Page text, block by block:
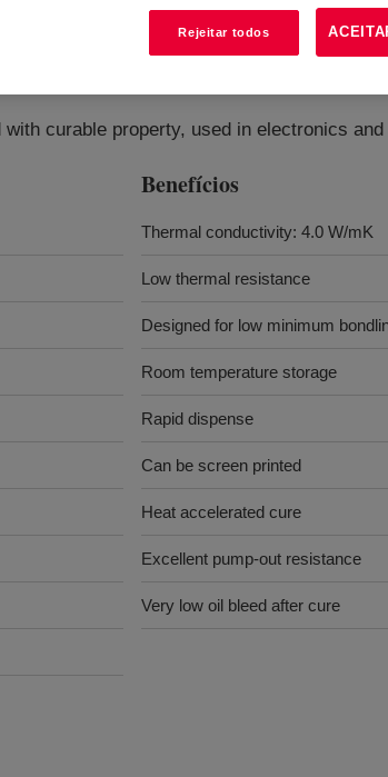
curable property, used in electronics
Benefícios
Thermal conductivity: 4.0 W/mK
Low thermal resistance
Designed for low minimum
Room temperature storage
Rapid dispense
Can be screen printed
Heat accelerated cure
Excellent pump-out resistance
Very low oil bleed after cure
Rejeitar todos